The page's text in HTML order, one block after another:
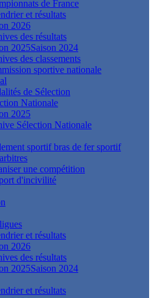
de France
et résultats
2026
des résultats
2025Saison 2024
des classements
sportive nationale
de Sélection
Nationale
2025
Sélection Nationale
sportif bras de fer sportif
une compétition
d'incivilité
et résultats
2026
des résultats
2025Saison 2024
et résultats